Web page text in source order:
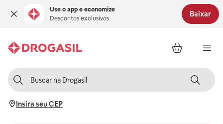
Use o app e economize
Descontos exclusivos
Baixar
Insira seu CEP